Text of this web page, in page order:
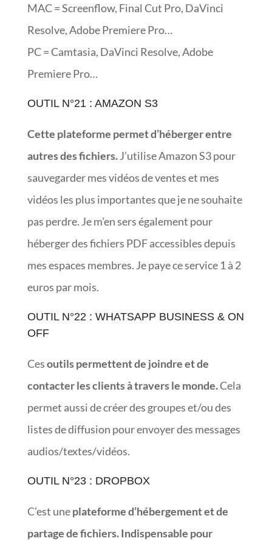
MAC = Screenflow, Final Cut Pro, DaVinci
Resolve, Adobe Premiere Pro…
PC = Camtasia, DaVinci Resolve, Adobe
Premiere Pro…
OUTIL N°21 : AMAZON S3
Cette plateforme permet d’héberger entre
autres des fichiers.J’utilise Amazon S3 pour
sauvegarder mes vidéos de ventes et mes
vidéos les plus importantes que je ne souhaite
pas perdre. Je m’en sers également pour
héberger des fichiers PDF accessibles depuis
mes espaces membres. Je paye ce service 1 à 2
euros par mois.
OUTIL N°22 : WHATSAPP BUSINESS & ON
OFF
Cesoutils permettent de joindre et de
contacter les clients à travers le monde.Cela
permet aussi de créer des groupes et/ou des
listes de diffusion pour envoyer des messages
audios/textes/vidéos.
OUTIL N°23 : DROPBOX
C’est uneplateforme d’hébergement et de
partage de fichiers. Indispensable pour